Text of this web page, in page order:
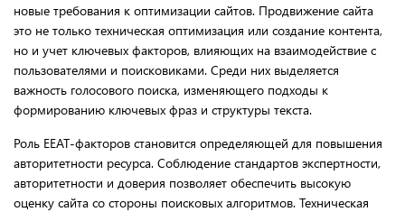
новые требования к оптимизации сайтов. Продвижение сайта
это не только техническая оптимизация или создание контента,
но и учет ключевых факторов, влияющих на взаимодействие с
пользователями и поисковиками. Среди них выделяется
важность голосового поиска, изменяющего подходы к
формированию ключевых фраз и структуры текста.
Роль EEAT-факторов становится определяющей для повышения
авторитетности ресурса. Соблюдение стандартов экспертности,
авторитетности и доверия позволяет обеспечить высокую
оценку сайта со стороны поисковых алгоритмов. Техническая